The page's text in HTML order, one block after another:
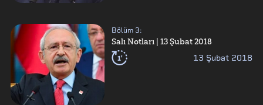
Bölüm 3:
Salı Notları | 13 Şubat 2018
1' 13 Şubat 2018